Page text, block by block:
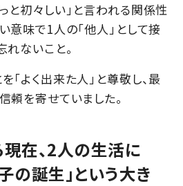
と初々しい」と言われる関係性
意味で1人の「他人」として接
れないこと。
「よく出来た人」と尊敬し、最
頼を寄せていました。
在、2人の生活に
の誕生」という大き